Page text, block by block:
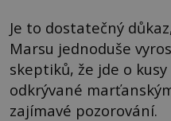
Je to dostatečný
Marsu jednoduše
skeptiků, že jde o
odkrývané
zajímavé pozorování.